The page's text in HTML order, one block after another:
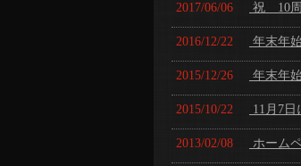
2017/06/06 祝 10
2016/12/22 年末年
2015/12/26 年末年
2015/10/22 11月7日
2013/02/08 ホーム